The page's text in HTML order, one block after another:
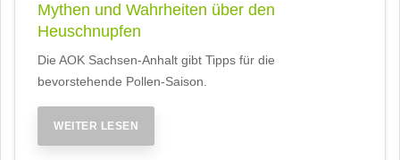
Mythen und Wahrheiten über den
Heuschnupfen
Die AOK Sachsen-Anhalt gibt Tipps für die
bevorstehende Pollen-Saison.
WEITER LESEN